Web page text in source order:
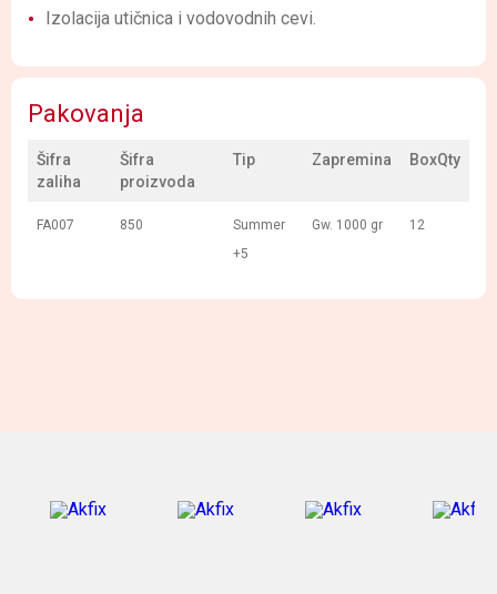
Izolacija utičnica i vodovodnih cevi.
Pakovanja
Šifra
zaliha
Šifra
proizvoda
Tip Zapremina BoxQty
FA007 850
Summer
+5
Gw. 1000 gr 12